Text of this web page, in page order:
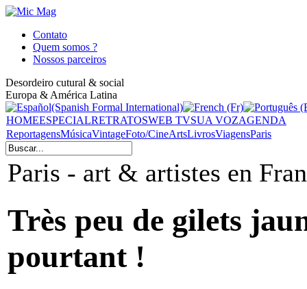
Contato
Quem somos ?
Nossos parceiros
Desordeiro cutural & social
Europa & América Latina
HOMEESPECIALRETRATOSWEB TVSUA VOZAGENDA
ReportagensMúsicaVintageFoto/CineArtsLivrosViagensParis
Paris - art & artistes en
Très peu de gilets
pourtant !